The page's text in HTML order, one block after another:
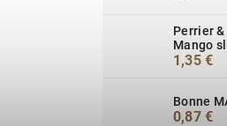
Perrier
Mango
1,35 €
Bonne
0,87 €